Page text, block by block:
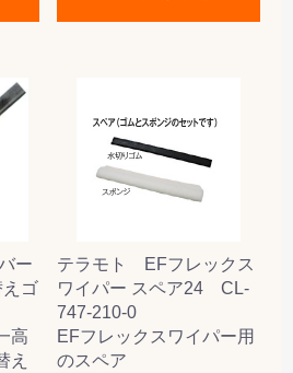
ー
えゴ
高
え
テラモト EFフレックス
ワイパー スペア24 CL-
747-210-0
EFフレックスワイパー用
のスペア